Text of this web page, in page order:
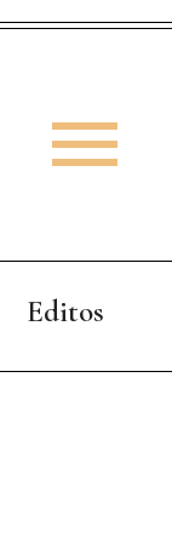
Editos
A vos